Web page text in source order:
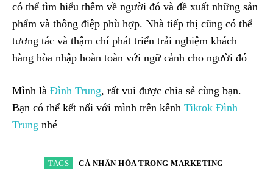
có thể tìm hiểu thêm về người đó và đề xuất những sản
phẩm và thông điệp phù hợp. Nhà tiếp thị cũng có thể
tương tác và thậm chí phát triển trải nghiệm khách
hàng hòa nhập hoàn toàn với ngữ cảnh cho người đó
Mình là Đình Trung, rất vui được chia sẻ cùng bạn.
Bạn có thể kết nối với mình trên kênh Tiktok Đình
Trung nhé
TAGS
CÁ NHÂN HÓA TRONG MARKETING